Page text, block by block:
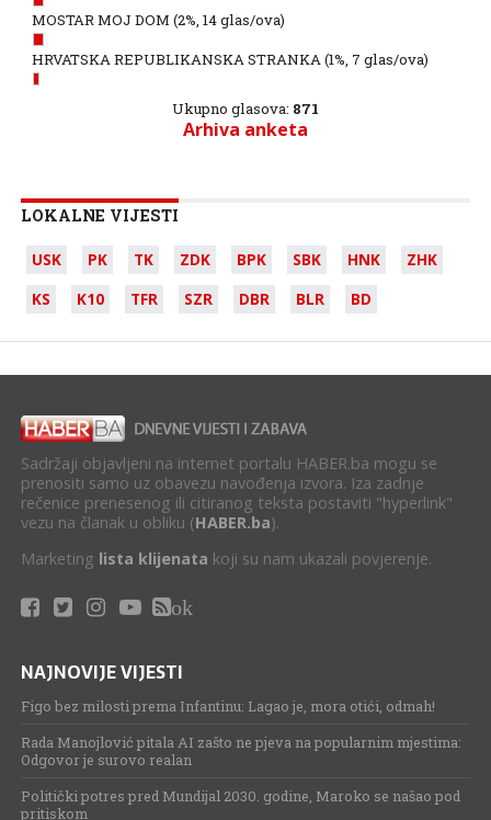
MOSTAR MOJ DOM (2%, 14 glas/ova)
HRVATSKA REPUBLIKANSKA STRANKA(1%, 7 glas/ova)
Ukupno glasova: 871
Arhiva anketa
LOKALNE VIJESTI
USK PK TK ZDK BPK SBK HNK
ZHK
KS
K10 TFR SZR DBR BLR BD
Sadržaji objavljeni na internet portalu HABER.ba mogu se
prenositi samo uz obavezu navođenja izvora. Iza zadnje
rečenice prenesenog ili citiranog teksta postaviti "hyperlink"
vezu na članak u obliku (HABER.ba).
Marketing lista klijenata koji su nam ukazali povjerenje.
ok
NAJNOVIJE VIJESTI
Figo bez milosti prema Infantinu: Lagao je, mora otići, odmah!
Rada Manojlović pitala AI zašto ne pjeva na popularnim mjestima:
Odgovor je surovo realan
Politički potres pred Mundijal 2030. godine, Maroko se našao pod
pritiskom